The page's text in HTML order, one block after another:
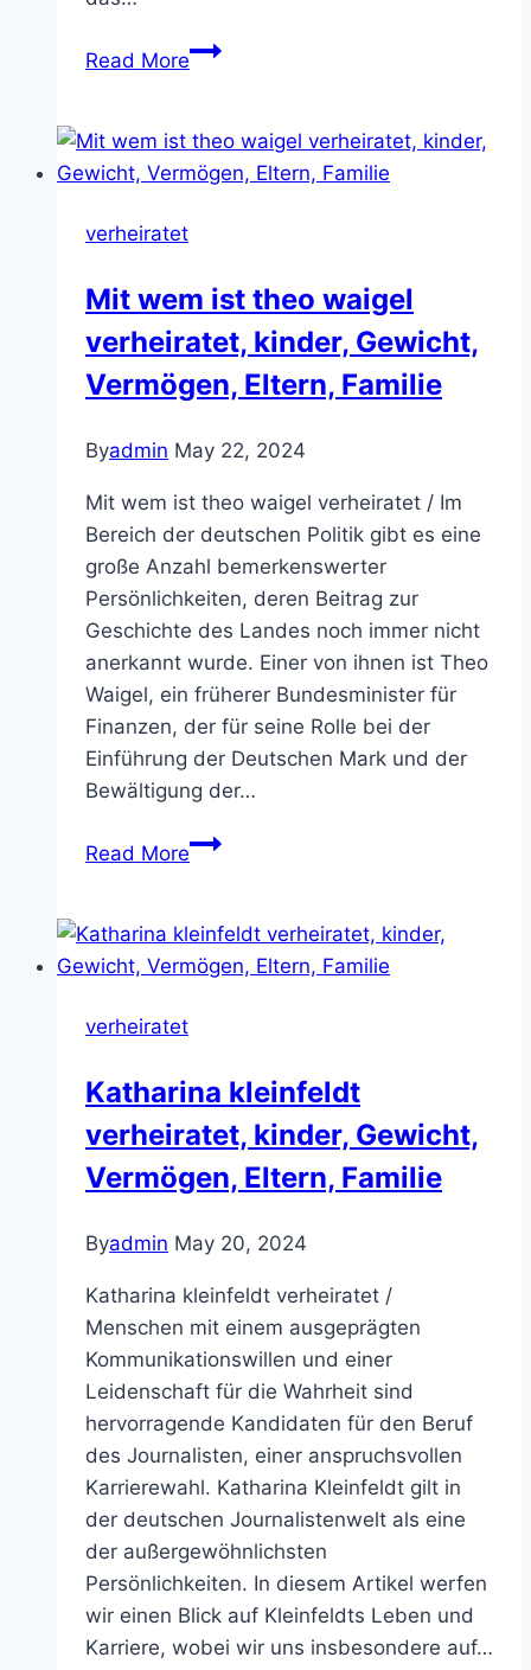
Read MoreMilena
Alter,
Krank,
verheiratet
Mit wem ist theo waigel
verheiratet, kinder, Gewicht,
Vermögen, Eltern, Familie
Byadmin May 22, 2024
Mit wem ist theo waigel verheiratet / Im
Bereich der deutschen Politik gibt es eine
große Anzahl bemerkenswerter
Persönlichkeiten, deren Beitrag zur
Geschichte des Landes noch immer nicht
anerkannt wurde. Einer von ihnen ist Theo
Waigel, ein früherer Bundesminister für
Finanzen, der für seine Rolle bei der
Einführung der Deutschen Mark und der
Bewältigung der…
Read MoreMit
theo
waigel
Vermögen,
Eltern,
Familie
verheiratet
Katharina kleinfeldt
verheiratet, kinder, Gewicht,
Vermögen, Eltern, Familie
Byadmin May 20, 2024
Katharina kleinfeldt verheiratet /
Menschen mit einem ausgeprägten
Kommunikationswillen und einer
Leidenschaft für die Wahrheit sind
hervorragende Kandidaten für den Beruf
des Journalisten, einer anspruchsvollen
Karrierewahl. Katharina Kleinfeldt gilt in
der deutschen Journalistenwelt als eine
der außergewöhnlichsten
Persönlichkeiten. In diesem Artikel werfen
wir einen Blick auf Kleinfeldts Leben und
Karriere, wobei wir uns insbesondere auf…